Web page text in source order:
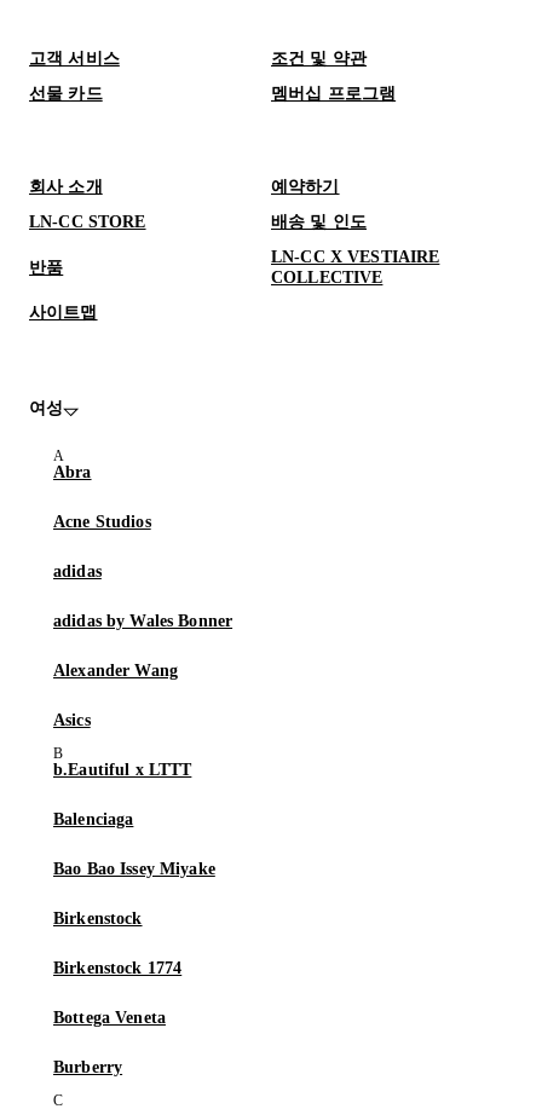
고객 서비스
조건 및 약관
선물 카드
멤버십 프로그램
회사 소개
예약하기
LN-CC STORE
배송 및 인도
반품
LN-CC X VESTIAIRE
COLLECTIVE
사이트맵
여성
Abra
Acne Studios
adidas
adidas by Wales Bonner
Alexander Wang
Asics
b.Eautiful x LTTT
Balenciaga
Bao Bao Issey Miyake
Birkenstock
Birkenstock 1774
Bottega Veneta
Burberry